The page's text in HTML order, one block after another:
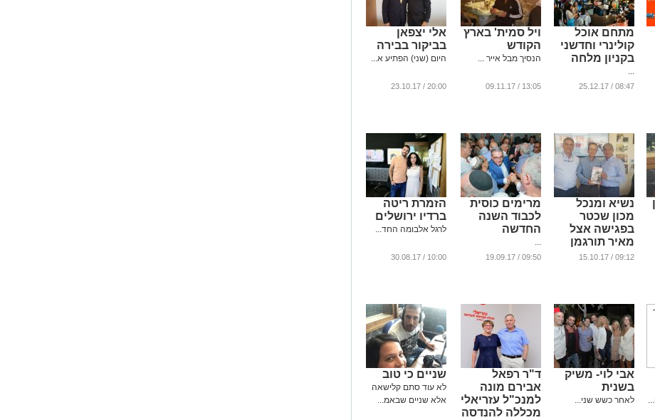
מתחם אוכל
קולינרי וחדשני
בקניון מלחה
...
08:47 / 25.12.17
ויל סמית' בארץ
הקודש
הנסיך מבל אייר ...
13:05 / 09.11.17
אלי יצפאן
בביקור בבירה
היום (שני) הפתיע א...
20:00 / 23.10.17
נשיא ומנכל
מכון שכטר
בפגישה אצל
מאיר תורגמן
...
09:12 / 15.10.17
מרימים כוסית
לכבוד השנה
החדשה
...
09:50 / 19.09.17
הזמרת ריטה
ברדיו ירושלים
לרגל אלבומה החד...
10:00 / 30.08.17
אבי לוי- משיק
בשנית
לאחר כשש שני...
ד"ר רפאל
אבירם מונה
למנכ"ל עזריאלי
מכללה להנדסה
שניים כי טוב
לא עוד סתם קלישאה
אלא שניים שבאמ...